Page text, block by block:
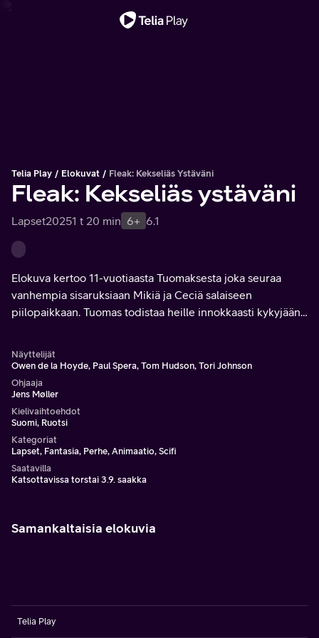
Telia Play Elokuvat Fleak: Kekseliäs Ystäväni
Fleak: Kekseliäs ystäväni
Lapset20251 t 20 min 6+ 6.1
Elokuva kertoo 11-vuotiaasta Tuomaksesta joka seuraa
vanhempia sisaruksiaan Mikiä ja Ceciä salaiseen
piilopaikkaan. Tuomas todistaa heille innokkaasti kykyjään
Näyttelijät
Owen de la Hoyde, Paul Spera, Tom Hudson, Tori Johnson
Ohjaaja
Jens Møller
Kielivaihtoehdot
Suomi, Ruotsi
Kategoriat
Lapset, Fantasia, Perhe, Animaatio, Scifi
Saatavilla
Katsottavissa torstai 3.9. saakka
Samankaltaisia elokuvia
Telia Play